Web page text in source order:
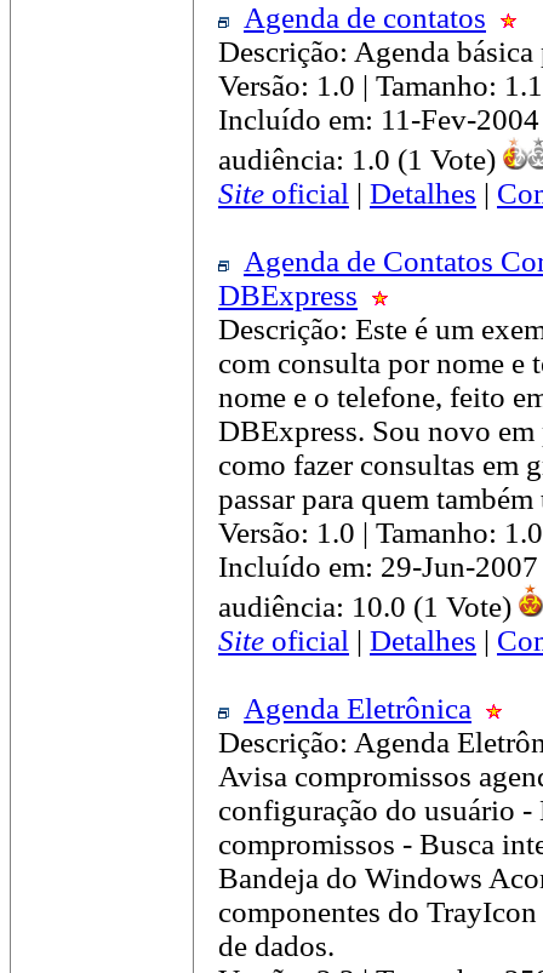
Agenda de contatos
Descrição: Agenda básica
Versão: 1.0 | Tamanho:
Incluído em: 11-Fev-
audiência: 1.0 (1 Vote)
Site oficial | Detalhes |
Agenda de Contatos
DBExpress
Descrição: Este é um
com consulta por nome e
nome e o telefone, feito
DBExpress. Sou novo em
como fazer consultas em
passar para quem
Versão: 1.0 | Tamanho:
Incluído em: 29-Jun-
audiência: 10.0 (1 Vote)
Site oficial | Detalhes |
Agenda Eletrônica
Descrição: Agenda
Avisa compromissos
configuração do usuário -
compromissos - Busca
Bandeja do Windows
componentes do
de dados.